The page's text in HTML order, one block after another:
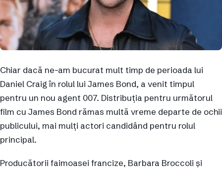
Chiar dacă ne-am bucurat mult timp de perioada lui
Daniel Craig în rolul lui James Bond, a venit timpul
pentru un nou agent 007. Distribuția pentru următorul
film cu James Bond rămas multă vreme departe de ochii
publicului, mai mulți actori candidând pentru rolul
principal.
Producătorii faimoasei francize, Barbara Broccoli și